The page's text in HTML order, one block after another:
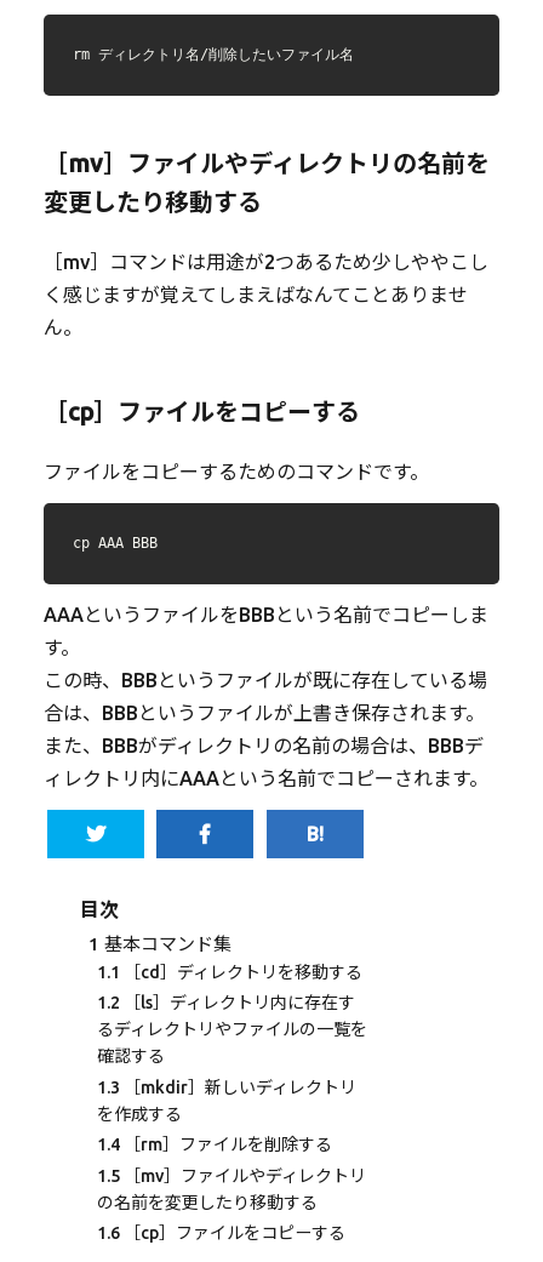
rm ディレクトリ名/削除したいファイル名
［mv］ファイルやディレクトリの名前を
変更したり移動する
［mv］コマンドは用途が2つあるため少しややこし
く感じますが覚えてしまえばなんてことありませ
ん。
［cp］ファイルをコピーする
ファイルをコピーするためのコマンドです。
cp AAA BBB
AAAというファイルをBBBという名前でコピーしま
す。
この時、BBBというファイルが既に存在している場
合は、BBBというファイルが上書き保存されます。
また、BBBがディレクトリの名前の場合は、BBBデ
ィレクトリ内にAAAという名前でコピーされます。
目次
1 基本コマンド集
1.1
［cd］ディレクトリを移動する
1.2 ［ls］ディレクトリ内に存在す
るディレクトリやファイルの一覧を
確認する
1.3 ［mkdir］新しいディレクトリ
を作成する
1.4 ［rm］ファイルを削除する
1.5 ［mv］ファイルやディレクトリ
の名前を変更したり移動する
1.6 ［cp］ファイルをコピーする